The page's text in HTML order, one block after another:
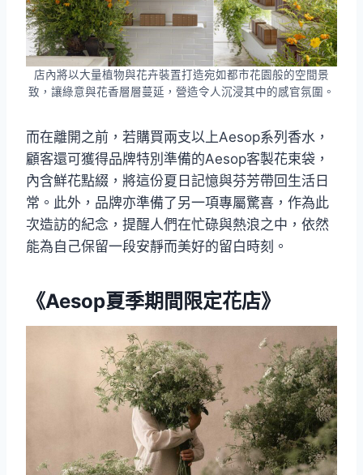
店內將以大量植物與花卉裝置打造宛如都市花園般的空間景
致，讓綠意與花香層層蔓延，營造令人沉浸其中的感官氛圍。
而在離開之前，若購買兩支以上Aesop系列香水，
顧客還可獲得品牌特別準備的Aesop客製花束袋，
內含鮮花點綴，將這份夏日記憶與芬芳帶回生活日
常。此外，品牌亦準備了另一項專屬驚喜，作為此
次造訪的紀念，提醒人們在忙碌與熱浪之中，依然
能為自己保留一段安靜而美好的留白時刻。
《Aesop夏季期間限定花店》